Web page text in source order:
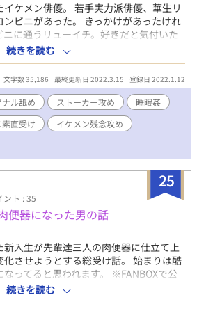
ケメン俳優。 若手実力派俳優、華生リ
ビニがあった。 きっかけがあったけれ
に通うリューイチ。好きだと気付いた
りなくて、触れるととても甘くてペロリ
うだった。 コンビニ店長大好きすぎて
俳優。変態溺愛執着です。 ！！ご注
読みの上地雷のない方のみお越しくださ
受け、ペロペロ、キャンディー、ミル
、乳首イキ、ぶっかけ、ストーカー、
姦(未合体)、ギャグではない、パンツ--
続きを読む
文字数 35,186 最終更新日 2022.3.15 登録日 2022.1.12
ナル舐め ストーカー攻め
睡眠姦
直受け
イケメン残念攻め
25
ント : 35
便器になった男の話
入生が先輩達三人の肉便器に仕立て上
させようとする総受け話。 始まりは酷
ってると思われます。 ※FANBOXで公
よりこちらで公開します ※淫語・モロ
ます ※ムーンライトノベルズ・pixivにも
続きを読む